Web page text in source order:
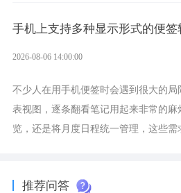
手机上支持多种显示形式的便
2026-08-06 14:00:00
不少人在用手机便签时会遇到很大的局
表视图，逐条翻看笔记用起来非常的麻
览，还是将月度日程统一管理，这些需
推荐问答